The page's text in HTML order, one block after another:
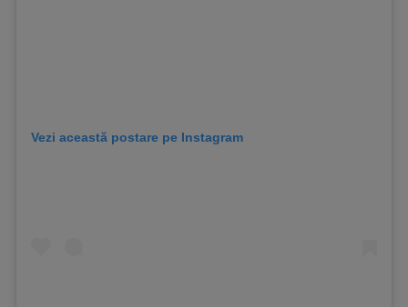
Vezi această postare pe Instagram